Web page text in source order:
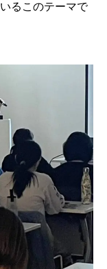
るこのテーマで